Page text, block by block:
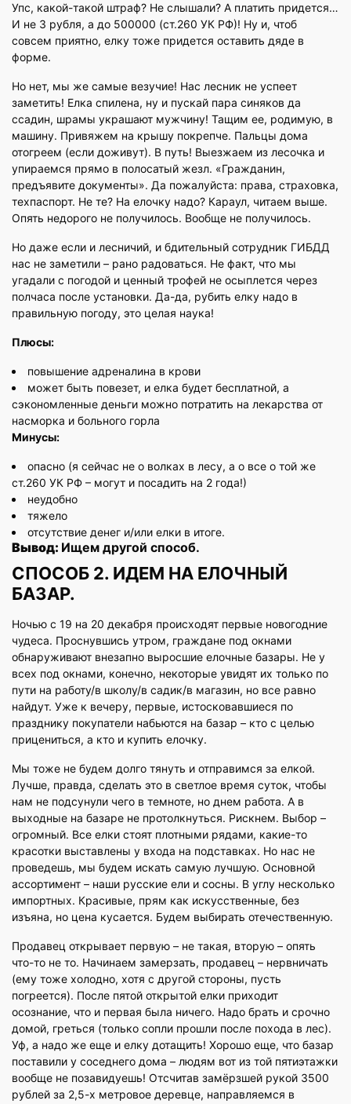
Упс, какой-такой штраф? Не слышали? А платить придется…
И не 3 рубля, а до 500000 (ст.260 УК РФ)! Ну и, чтоб
совсем приятно, елку тоже придется оставить дяде в
форме.
Но нет, мы же самые везучие! Нас лесник не успеет
заметить! Елка спилена, ну и пускай пара синяков да
ссадин, шрамы украшают мужчину! Тащим ее, родимую, в
машину. Привяжем на крышу покрепче. Пальцы дома
отогреем (если доживут). В путь! Выезжаем из лесочка и
упираемся прямо в полосатый жезл. «Гражданин,
предъявите документы». Да пожалуйста: права, страховка,
техпаспорт. Не те? На елочку надо? Караул, читаем выше.
Опять недорого не получилось. Вообще не получилось.
Но даже если и лесничий, и бдительный сотрудник ГИБДД
нас не заметили – рано радоваться. Не факт, что мы
угадали с погодой и ценный трофей не осыплется через
полчаса после установки. Да-да, рубить елку надо в
правильную погоду, это целая наука!
Плюсы:
повышение адреналина в крови
может быть повезет, и елка будет бесплатной, а
сэкономленные деньги можно потратить на лекарства от
насморка и больного горла
Минусы:
опасно (я сейчас не о волках в лесу, а о все о той же
ст.260 УК РФ – могут и посадить на 2 года!)
неудобно
тяжело
отсутствие денег и/или елки в итоге.
Вывод: Ищем другой способ.
СПОСОБ 2. ИДЕМ НА ЕЛОЧНЫЙ
БАЗАР.
Ночью с 19 на 20 декабря происходят первые новогодние
чудеса. Проснувшись утром, граждане под окнами
обнаруживают внезапно выросшие елочные базары. Не у
всех под окнами, конечно, некоторые увидят их только по
пути на работу/в школу/в садик/в магазин, но все равно
найдут. Уже к вечеру, первые, истосковавшиеся по
празднику покупатели набьются на базар – кто с целью
прицениться, а кто и купить елочку.
Мы тоже не будем долго тянуть и отправимся за елкой.
Лучше, правда, сделать это в светлое время суток, чтобы
нам не подсунули чего в темноте, но днем работа. А в
выходные на базаре не протолкнуться. Рискнем. Выбор –
огромный. Все елки стоят плотными рядами, какие-то
красотки выставлены у входа на подставках. Но нас не
проведешь, мы будем искать самую лучшую. Основной
ассортимент – наши русские ели и сосны. В углу несколько
импортных. Красивые, прям как искусственные, без
изъяна, но цена кусается. Будем выбирать отечественную.
Продавец открывает первую – не такая, вторую – опять
что-то не то. Начинаем замерзать, продавец – нервничать
(ему тоже холодно, хотя с другой стороны, пусть
погреется). После пятой открытой елки приходит
осознание, что и первая была ничего. Надо брать и срочно
домой, греться (только сопли прошли после похода в лес).
Уф, а надо же еще и елку дотащить! Хорошо еще, что базар
поставили у соседнего дома – людям вот из той пятиэтажки
вообще не позавидуешь! Отсчитав замёрзшей рукой 3500
рублей за 2,5-х метровое деревце, направляемся в